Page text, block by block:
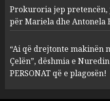
4
çfarë
MARCH
Prokuroria jep
për Mariela dhe Antonela
“Ai që drejtonte makinën
Çelën”, dëshmia e
PERSONAT që e plagosën!